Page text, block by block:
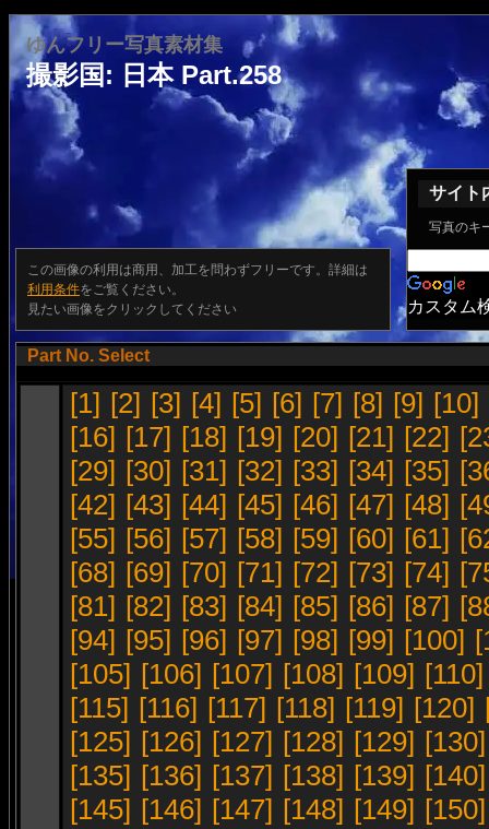
ゆんフリー写真素材集
撮影国: 日本 Part.258
この画像の利用は商用、加工を問わずフリーです。詳細は
利用条件をご覧ください。
見たい画像をクリックしてください
サイト
写真のキ
カスタム
Part No. Select
[1] [2] [3] [4] [5] [6] [7] [8] [9] [10]
[16] [17] [18] [19] [20] [21] [22]
[29] [30] [31] [32] [33] [34] [35]
[42] [43] [44] [45] [46] [47] [48]
[55] [56] [57] [58] [59] [60] [61]
[68] [69] [70] [71] [72] [73] [74]
[81] [82] [83] [84] [85] [86] [87]
[94] [95] [96] [97] [98] [99] [100]
[105] [106] [107] [108] [109] [110]
[115] [116] [117] [118] [119] [120]
[125] [126] [127] [128] [129] [130]
[135] [136] [137] [138] [139] [140]
[145] [146] [147] [148] [149] [150]